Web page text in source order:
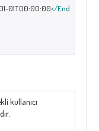
01T00:00:00</End
kullanıcı